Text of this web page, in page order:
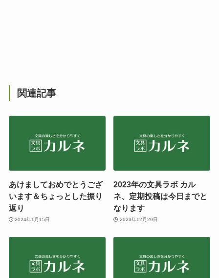
関連記事
あけましておめでとうござ
います＆ちょっとした振り
返り
2024年1月15日
2023年の文具ラボ カル
ネ、定期投稿は今日までと
なります
2023年12月29日